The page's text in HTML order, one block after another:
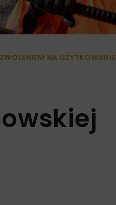
NA UŻYTKOWANIE